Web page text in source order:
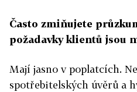
Často zmiňujete
požadavky klientů jsou
Mají jasno v poplatcích.
spotřebitelských úvěrů a